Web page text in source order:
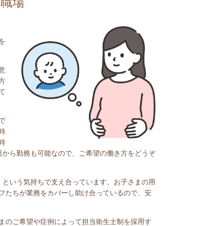
ら勤務も可能なので、ご希望の働き方をどうぞ
いう気持ちで支え合っています。お子さまの用
たちが業務をカバーし助け合っているので、安
のご希望や症例によって担当衛生士制を採用す